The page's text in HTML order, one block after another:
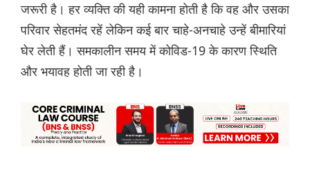
जरूरी है। हर व्यक्ति की यही कामना होती है कि वह और उसका
परिवार सेहतमंद रहें लेकिन कई बार चाहे-अनचाहे उन्हें बीमारियां
घेर लेती हैं। समकालीन समय में कोविड-19 के कारण स्थिति
और भयावह होती जा रही है।